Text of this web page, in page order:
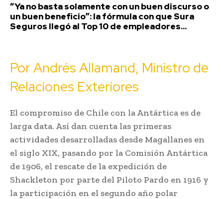
“Ya no basta solamente con un buen discurso o
un buen beneficio”: la fórmula con que Sura
Seguros llegó al Top 10 de empleadores...
Por Andrés Allamand, Ministro de
Relaciones Exteriores
El compromiso de Chile con la Antártica es de
larga data. Así dan cuenta las primeras
actividades desarrolladas desde Magallanes en
el siglo XIX, pasando por la Comisión Antártica
de 1906, el rescate de la expedición de
Shackleton por parte del Piloto Pardo en 1916 y
la participación en el segundo año polar